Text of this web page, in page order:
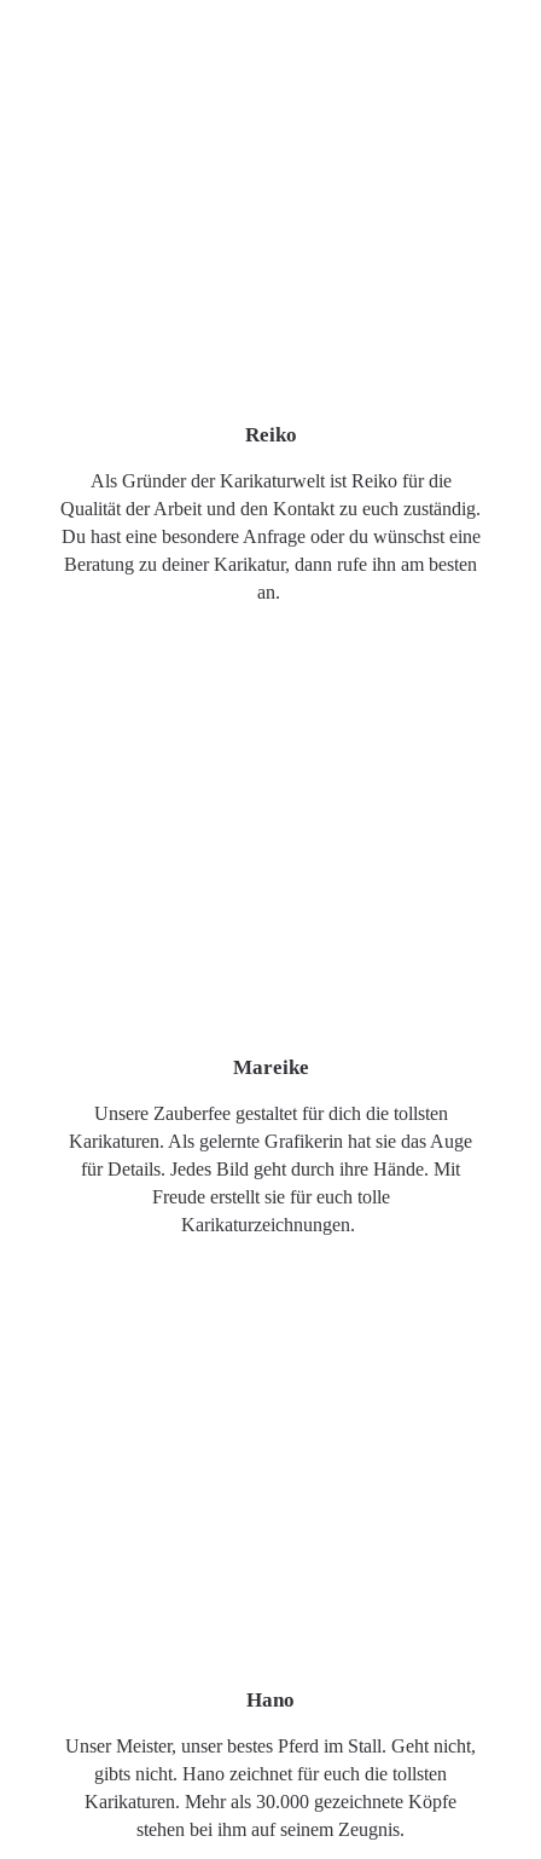
Reiko
Als Gründer der Karikaturwelt ist Reiko für die
Qualität der Arbeit und den Kontakt zu euch zuständig.
Du hast eine besondere Anfrage oder du wünschst eine
Beratung zu deiner Karikatur, dann rufe ihn am besten
an.
Mareike
Unsere Zauberfee gestaltet für dich die tollsten
Karikaturen. Als gelernte Grafikerin hat sie das Auge
für Details. Jedes Bild geht durch ihre Hände. Mit
Freude erstellt sie für euch tolle
Karikaturzeichnungen.
Hano
Unser Meister, unser bestes Pferd im Stall. Geht nicht,
gibts nicht. Hano zeichnet für euch die tollsten
Karikaturen. Mehr als 30.000 gezeichnete Köpfe
stehen bei ihm auf seinem Zeugnis.